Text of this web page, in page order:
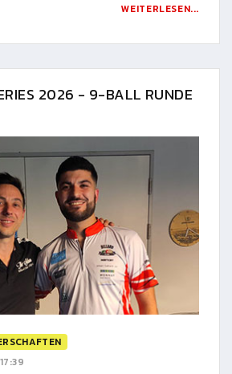
WEITERLESEN...
2026 - 9-BALL RUNDE